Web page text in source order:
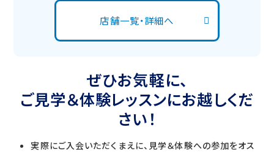
店舗一覧・詳細へ
ぜひお気軽に、
ご見学＆体験レッスンにお越しくだ
さい！
実際にご入会いただくまえに、見学＆体験への参加をオス